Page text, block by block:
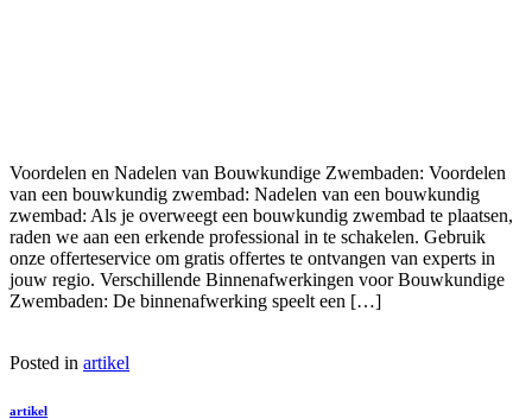
Voordelen en Nadelen van Bouwkundige Zwembaden: Voordelen
van een bouwkundig zwembad: Nadelen van een bouwkundig
zwembad: Als je overweegt een bouwkundig zwembad te plaatsen,
raden we aan een erkende professional in te schakelen. Gebruik
onze offerteservice om gratis offertes te ontvangen van experts in
jouw regio. Verschillende Binnenafwerkingen voor Bouwkundige
Zwembaden: De binnenafwerking speelt een […]
Posted in artikel
artikel